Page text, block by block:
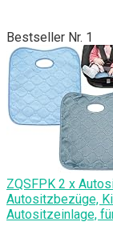
Bestseller Nr. 1
ZQSFPK 2 x
Autositzbezüge,
Autositzeinlage,